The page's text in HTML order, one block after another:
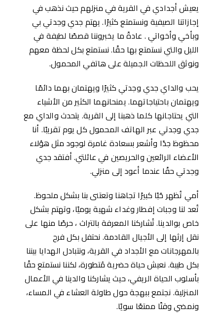
يعيش أجدادي في القرية في منزلهم حيث نذهب في
إجازاتنا الصيفية ونستمتع كثيرًا. يهتم جدي وجدتي بي
وبأخي وأخواتي . عادةً ما يخبروننا قصصًا لطيفة في
الليل والتي نستمتع بها حقًا. نستمتع بكل لحظة معهم
ونوثق اللحظات الجميلة على هاتفي المحمول.
يحب والداي جدي وجدتي كثيرًا ويهتمان بهما دائمًا
ويهتمان باحتياجاتهما. يمنحانهما الكثير من الأشياء
التي يحتاجانها كلما ذهبنا إلى القرية. يتحدث والداي مع
جدي وجدتي عبر الهاتف المحمول كل يوم تقريبًا. أنا
محظوظ جدًا وأشعر بسعادة غامرة لوجود مثل هؤلاء
الأعضاء الرائعين والحريصين في عائلتي. أفتقد جدي
وجدتي حقًا عندما أعود إلى منزلي.
أمي تُظهر حُبًا كبيرًا تجاهنا وتعتنى بنا بشكل ملحوظ.
تُعد لنا وجبات إفطار وغداء شهية يوميًا، وتهتم بشكل
خاص بوالدينا. تُشاركنا المعرفة بالتراث ، حرصًا منها على
نقل إرثها إلى الأجيال القادمة. نحتفل بكل فرح
بالمهرجانات مع الأجداد في القرية، ونتبادل الهدايا بيننا
بكل طيبة. نعيش حياة حضرية مُتطورة، لكننا نستمتع حقًا
بأسلوب الحياة الريفي، حيث يشاركنا والدينا في الأعمال
المنزلية. نجتمع ببهجة حول طاولة العشاء في المساء،
ونمضي وقتًا ممتعًا سويًا.